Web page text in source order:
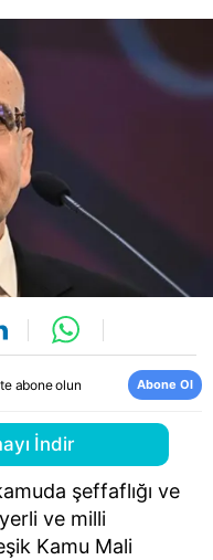
abone olun Abone Ol
İndir
şeffaflığı ve
ve milli
Kamu Mali